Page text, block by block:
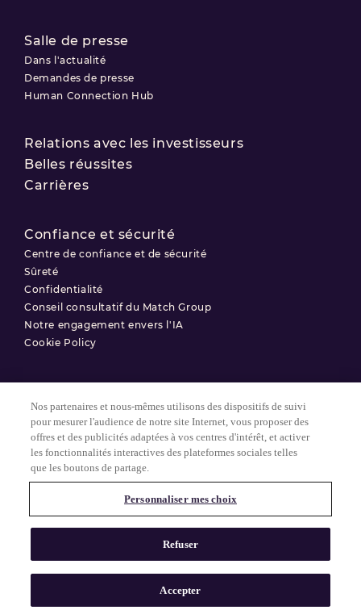
Salle de presse
Dans l'actualité
Demandes de presse
Human Connection Hub
Relations avec les investisseurs
Belles réussites
Carrières
Confiance et sécurité
Centre de confiance et de sécurité
Sûreté
Confidentialité
Conseil consultatif du Match Group
Notre engagement envers l'IA
Cookie Policy
© 2025 Match Group.
Conditions d'utilisation
Politique de confidentialité
Tous droits réservés. MATCH GROUP, le logo MG et le fil bleu-gris
MG sont des marques déposées de Match Group Americas, LLC.
Toutes les autres marques sont la propriété de leurs détenteurs
Nos partenaires et nous-mêmes utilisons des dispositifs de suivi
pour mesurer l'audience de notre site Internet, vous proposer des
offres et des publicités adaptées à vos centres d'intérêt, et activer
les fonctionnalités interactives des plateformes sociales telles
que les boutons de partage.
Personnaliser mes choix
Refuser
Accepter